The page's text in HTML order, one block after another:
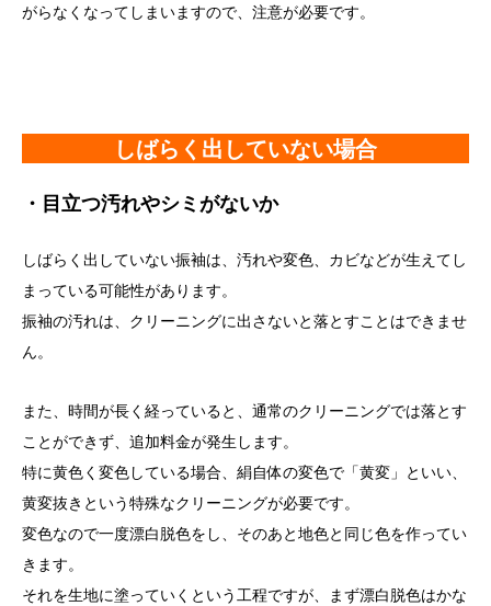
がらなくなってしまいますので、注意が必要です。
しばらく出していない場合
・目立つ汚れやシミがないか
しばらく出していない振袖は、汚れや変色、カビなどが生えてし
まっている可能性があります。
振袖の汚れは、クリーニングに出さないと落とすことはできませ
ん。
また、時間が長く経っていると、通常のクリーニングでは落とす
ことができず、追加料金が発生します。
特に黄色く変色している場合、絹自体の変色で「黄変」といい、
黄変抜きという特殊なクリーニングが必要です。
変色なので一度漂白脱色をし、そのあと地色と同じ色を作ってい
きます。
それを生地に塗っていくという工程ですが、まず漂白脱色はかな